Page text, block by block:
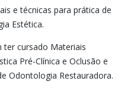
e técnicas para prática de
Estética.
ter cursado Materiais
Pré-Clínica e Oclusão e
Odontologia Restauradora.